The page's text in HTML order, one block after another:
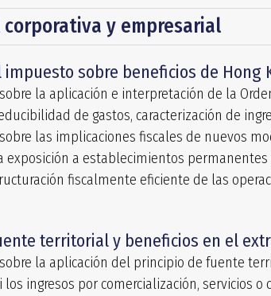
corporativa y empresarial
sobre beneficios de Hong
la aplicación e interpretación de la
de gastos, caracterización de
las implicaciones fiscales de nuevos
exposición a establecimientos
fiscalmente eficiente de las
territorial y beneficios en el
la aplicación del principio de fuente
los ingresos por comercialización, servicios